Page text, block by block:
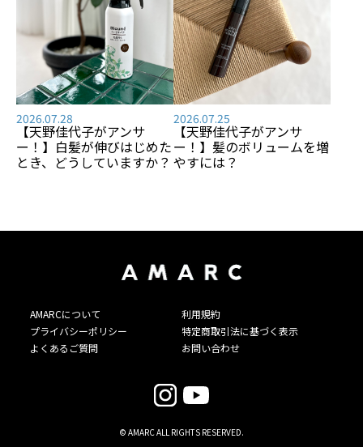
2026.07.28
【天野佳代子がアンサ
ー！】白髪が伸びはじめた
とき、どうしていますか？
2026.07.25
【天野佳代子がアンサ
ー！】髪のボリュームを増
やすには？
AMARCについて
利用規約
プライバシーポリシー
特定商取引法に基づく表示
よくあるご質問
お問い合わせ
© AMARC ALL RIGHTS RESERVED.